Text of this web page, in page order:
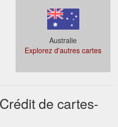
Australie
Explorez d'autres cartes
de cartes-